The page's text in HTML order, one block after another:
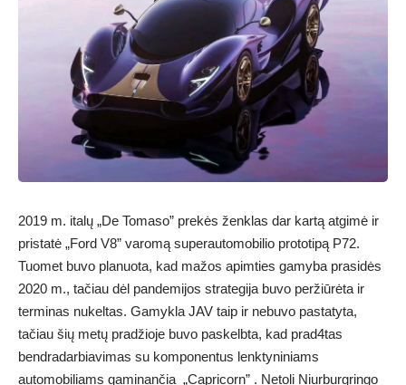
2019 m. italų „De Tomaso” prekės ženklas dar kartą atgimė ir
pristatė „Ford V8” varomą superautomobilio prototipą P72.
Tuomet buvo planuota, kad mažos apimties gamyba prasidės
2020 m., tačiau dėl pandemijos strategija buvo peržiūrėta ir
terminas nukeltas. Gamykla JAV taip ir nebuvo pastatyta,
tačiau šių metų pradžioje buvo paskelbta, kad prad4tas
bendradarbiavimas su komponentus lenktyniniams
automobiliams gaminančia „Capricorn” . Netoli Niurburgringo